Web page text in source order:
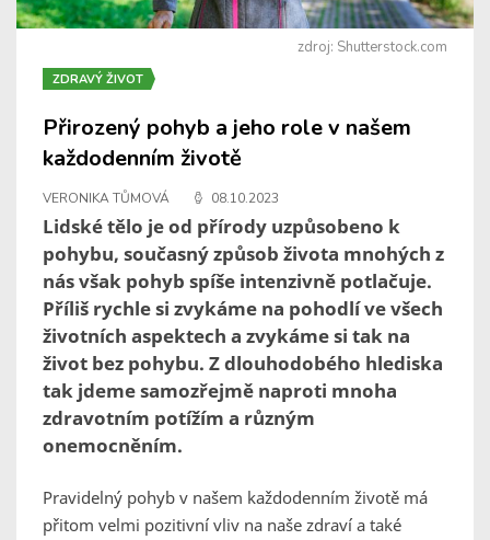
zdroj: Shutterstock.com
ZDRAVÝ ŽIVOT
Přirozený pohyb a jeho role v našem
každodenním životě
VERONIKA TŮMOVÁ 08.10.2023
Lidské tělo je od přírody uzpůsobeno k
pohybu, současný způsob života mnohých z
nás však pohyb spíše intenzivně potlačuje.
Příliš rychle si zvykáme na pohodlí ve všech
životních aspektech a zvykáme si tak na
život bez pohybu. Z dlouhodobého hlediska
tak jdeme samozřejmě naproti mnoha
zdravotním potížím a různým
onemocněním.
Pravidelný pohyb v našem každodenním životě má
přitom velmi pozitivní vliv na naše zdraví a také